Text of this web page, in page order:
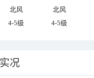
北风 北风
4-5级 4-5级
况